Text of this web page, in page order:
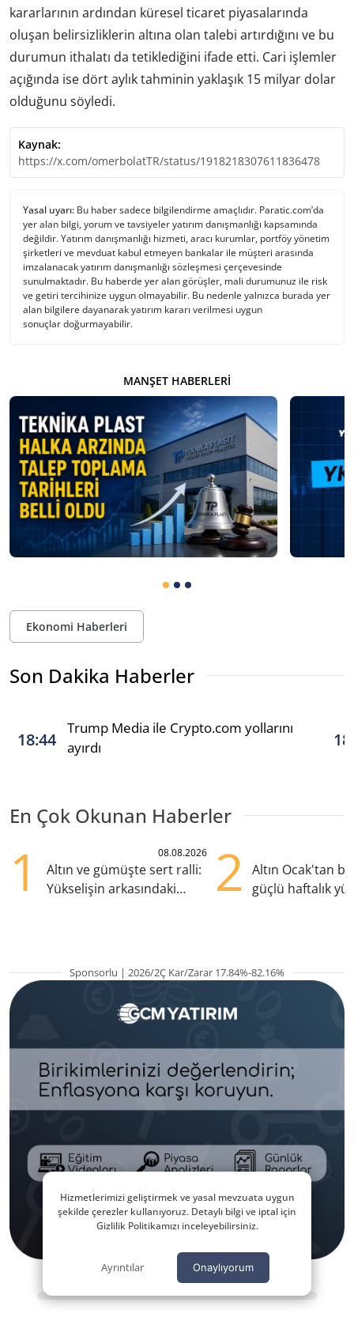
kararlarının ardından küresel ticaret piyasalarında
oluşan belirsizliklerin altına olan talebi artırdığını ve bu
durumun ithalatı da tetiklediğini ifade etti. Cari işlemler
açığında ise dört aylık tahminin yaklaşık 15 milyar dolar
olduğunu söyledi.
Kaynak:
https://x.com/omerbolatTR/status/1918218307611836478
Yasal uyarı: Bu haber sadece bilgilendirme amaçlıdır. Paratic.com’da
yer alan bilgi, yorum ve tavsiyeler yatırım danışmanlığı kapsamında
değildir. Yatırım danışmanlığı hizmeti, aracı kurumlar, portföy yönetim
şirketleri ve mevduat kabul etmeyen bankalar ile müşteri arasında
imzalanacak yatırım danışmanlığı sözleşmesi çerçevesinde
sunulmaktadır. Bu haberde yer alan görüşler, mali durumunuz ile risk
ve getiri tercihinize uygun olmayabilir. Bu nedenle yalnızca burada yer
alan bilgilere dayanarak yatırım kararı verilmesi uygun
sonuçlar doğurmayabilir.
MANŞET HABERLERI
Ekonomi Haberleri
Son Dakika Haberler
18:44
Trump Media ile Crypto.com yollarını
ayırdı
En Çok Okunan Haberler
1 08.08.2026
Altın ve gümüşte sert ralli:
Yükselişin arkasındaki
2
Altın Ocak'tan
güçlü haftalık
Sponsorlu | 2026/2Ç Kar/Zarar 17.84%-82.16%
Hizmetlerimizi geliştirmek ve yasal mevzuata uygun
şekilde çerezler kullanıyoruz. Detaylı bilgi ve iptal için
Gizlilik Politikamızı inceleyebilirsiniz.
Ayrıntılar Onaylıyorum